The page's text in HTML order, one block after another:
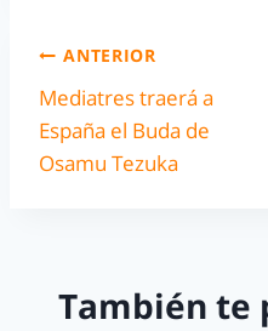
ANTERIOR
Mediatres traerá a
España el Buda de
Osamu Tezuka
También te